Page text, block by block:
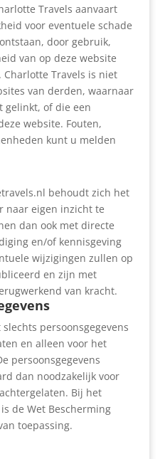
Travels aanvaart
voor eventuele schade
door gebruik,
van op deze website
Travels is niet
van derden, waarnaar
gelinkt, of die een
website. Fouten,
kunt u melden
behoudt zich het
naar eigen inzicht te
dan ook met directe
en/of kennisgeving
wijzigingen zullen op
en zijn met
van kracht.
persoonsgegevens
en alleen voor het
persoonsgegevens
dan noodzakelijk voor
Bij het
de Wet Bescherming
toepassing.